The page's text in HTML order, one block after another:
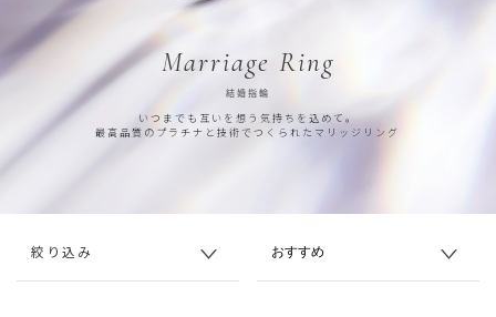
Marriage Ring
結婚指輪
いつまでも互いを想う気持ちを込めて。
最高品質のプラチナと技術でつくられたマリッジリング
絞り込み